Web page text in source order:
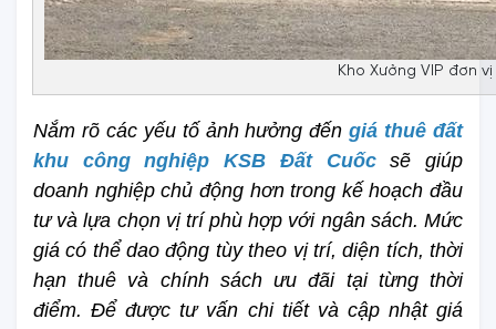
Kho Xưởng VIP đơn
Nắm rõ các yếu tố ảnh hưởng đến giá thuê đất
khu công nghiệp KSB Đất Cuốc sẽ giúp
doanh nghiệp chủ động hơn trong kế hoạch đầu
tư và lựa chọn vị trí phù hợp với ngân sách. Mức
giá có thể dao động tùy theo vị trí, diện tích, thời
hạn thuê và chính sách ưu đãi tại từng thời
điểm. Để được tư vấn chi tiết và cập nhật giá